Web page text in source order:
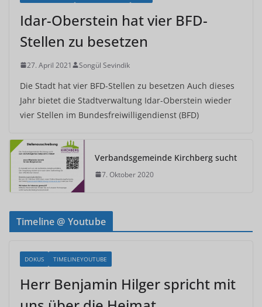
Idar-Oberstein hat vier BFD-
Stellen zu besetzen
27. April 2021 Songül Sevindik
Die Stadt hat vier BFD-Stellen zu besetzen Auch dieses
Jahr bietet die Stadtverwaltung Idar-Oberstein wieder
vier Stellen im Bundesfreiwilligendienst (BFD)
Verbandsgemeinde Kirchberg sucht
7. Oktober 2020
Timeline @ Youtube
DOKUS TIMELINEYOUTUBE
Herr Benjamin Hilger spricht mit